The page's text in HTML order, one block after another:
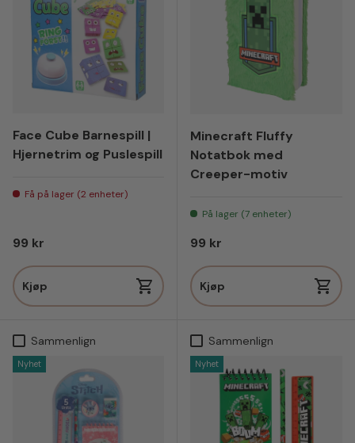
Face Cube Barnespill |
Hjernetrim og Puslespill
Få på lager (2 enheter)
Vanlig pris
99 kr
Kjøp
Minecraft Fluffy
Notatbok med
Creeper-motiv
På lager (7 enheter)
Vanlig pris
99 kr
Kjøp
Sammenlign
Nyhet
Sammenlign
Nyhet